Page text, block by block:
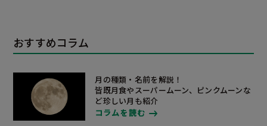
おすすめコラム
月の種類・名前を解説！
皆既月食やスーパームーン、ピンクムーンな
ど珍しい月も紹介
コラムを読む